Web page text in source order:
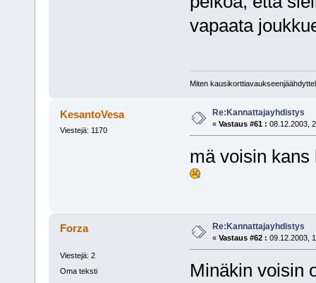
vapaata
Miten
KesantoVesa
Viestejä: 1170
Re:Kannattajayhdistys
« Vastaus #61 : 08.12.2003,
mä voisin
Forza
Viestejä: 2
Oma teksti
Re:Kannattajayhdistys
« Vastaus #62 : 09.12.2003,
Minäkin voisin